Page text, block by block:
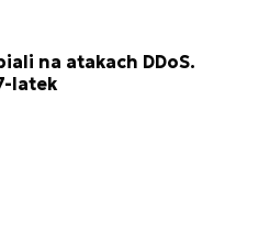
na atakach DDoS.
latek